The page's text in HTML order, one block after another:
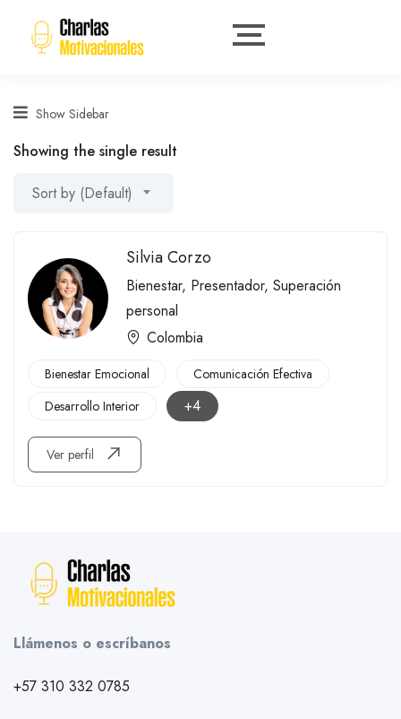
Show Sidebar
Showing the single result
Sort by (Default)
Silvia Corzo
Bienestar, Presentador, Superación
personal
Colombia
Bienestar Emocional
Comunicación Efectiva
Desarrollo Interior
+4
Ver perfil
Llámenos o escríbanos
+57 310 332 0785